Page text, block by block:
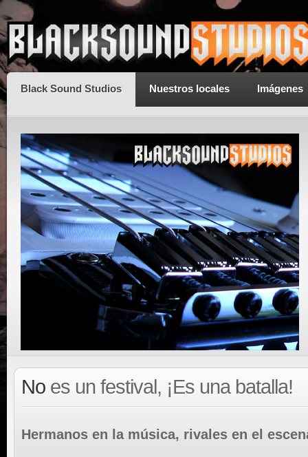
Black Sound Studios Nuestros locales Imágenes
No es un festival, ¡Es una batalla!
Hermanos en la música, rivales en el